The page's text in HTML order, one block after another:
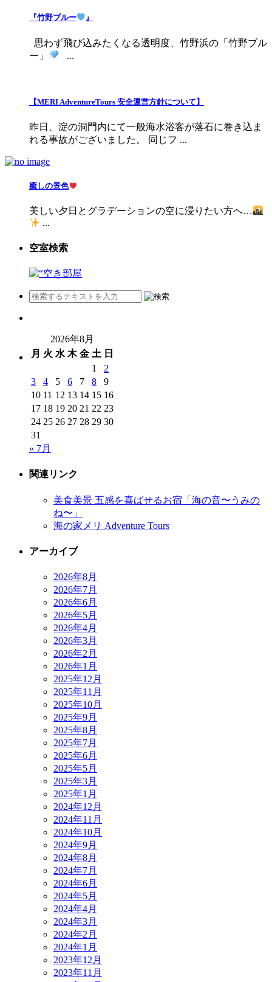
『竹野ブルー 』
思わず飛び込みたくなる透明度、竹野浜の「竹野ブル
ー」
...
【MERI AdventureTours 安全運営方針について】
昨日、淀の洞門内にて一般海水浴客が落石に巻き込ま
れる事故がございました。 同じフ ...
癒しの景色
美しい夕日とグラデーションの空に浸りたい方へ…
...
空室検索
2026年8月
月 火 水 木 金 土 日
1
2
3
4 5 6 7 8
9
10 11 12 13 14 15 16
17 18 19 20 21 22 23
24 25 26 27 28 29 30
31
« 7月
関連リンク
美食美景 五感を喜ばせるお宿「海の音〜うみの
ね〜」
海の家メリ Adventure Tours
アーカイブ
2026年8月
2026年7月
2026年6月
2026年5月
2026年4月
2026年3月
2026年2月
2026年1月
2025年12月
2025年11月
2025年10月
2025年9月
2025年8月
2025年7月
2025年6月
2025年5月
2025年3月
2025年1月
2024年12月
2024年11月
2024年10月
2024年9月
2024年8月
2024年7月
2024年6月
2024年5月
2024年4月
2024年3月
2024年2月
2024年1月
2023年12月
2023年11月